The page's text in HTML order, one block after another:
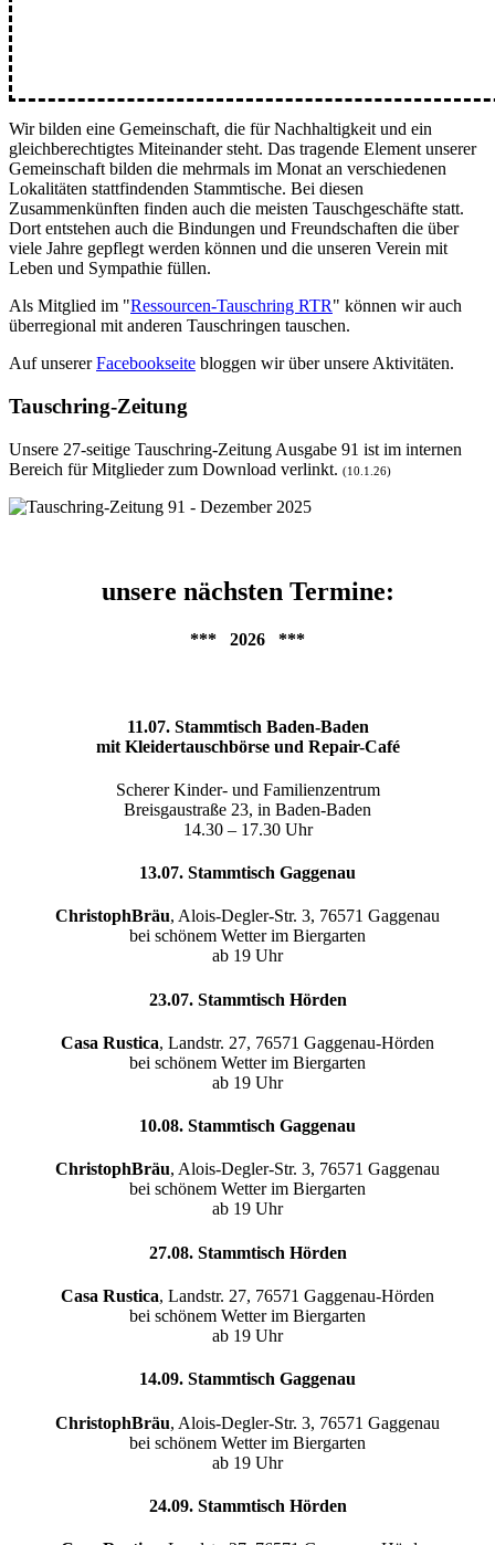
Wir bilden eine Gemeinschaft, die für Nachhaltigkeit und ein
gleichberechtigtes Miteinander steht. Das tragende Element unserer
Gemeinschaft bilden die mehrmals im Monat an verschiedenen
Lokalitäten stattfindenden Stammtische. Bei diesen
Zusammenkünften finden auch die meisten Tauschgeschäfte statt.
Dort entstehen auch die Bindungen und Freundschaften die über
viele Jahre gepflegt werden können und die unseren Verein mit
Leben und Sympathie füllen.
Als Mitglied im "Ressourcen-Tauschring RTR" können wir auch
überregional mit anderen Tauschringen tauschen.
Auf unsererFacebookseite bloggen wir über unsere Aktivitäten.
Tauschring-Zeitung
Unsere 27-seitige Tauschring-Zeitung Ausgabe 91 ist im internen
Bereich für Mitglieder zum Download verlinkt. (10.1.26)
unsere nächsten Termine:
*** 2026 ***
11.07. Stammtisch Baden-Baden
mit Kleidertauschbörse und Repair-Café
Scherer Kinder- und Familienzentrum
Breisgaustraße 23, in Baden-Baden
14.30 – 17.30 Uhr
13.07. Stammtisch Gaggenau
ChristophBräu, Alois-Degler-Str. 3, 76571 Gaggenau
bei schönem Wetter im Biergarten
ab 19 Uhr
23.07. Stammtisch Hörden
Casa Rustica, Landstr. 27, 76571 Gaggenau-Hörden
bei schönem Wetter im Biergarten
ab 19 Uhr
10.08. Stammtisch Gaggenau
ChristophBräu, Alois-Degler-Str. 3, 76571 Gaggenau
bei schönem Wetter im Biergarten
ab 19 Uhr
27.08. Stammtisch Hörden
Casa Rustica, Landstr. 27, 76571 Gaggenau-Hörden
bei schönem Wetter im Biergarten
ab 19 Uhr
14.09. Stammtisch Gaggenau
ChristophBräu, Alois-Degler-Str. 3, 76571 Gaggenau
bei schönem Wetter im Biergarten
ab 19 Uhr
24.09. Stammtisch Hörden